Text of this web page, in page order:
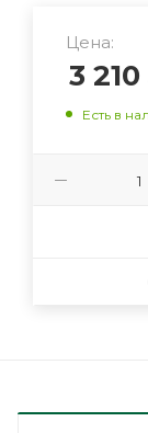
Цена:
3 210
Есть в